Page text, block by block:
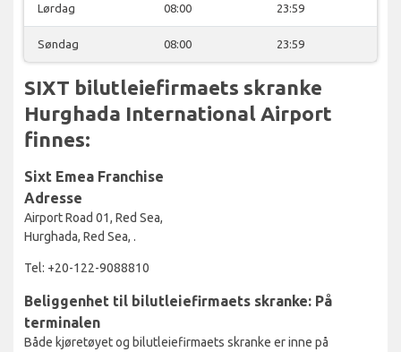
Lørdag 08:00 23:59
Søndag 08:00 23:59
SIXT bilutleiefirmaets skranke
Hurghada International Airport
finnes:
Sixt Emea Franchise
Adresse
Airport Road 01, Red Sea,
Hurghada, Red Sea, .
Tel: +20-122-9088810
Beliggenhet til bilutleiefirmaets skranke: På
terminalen
Både kjøretøyet og bilutleiefirmaets skranke er inne på